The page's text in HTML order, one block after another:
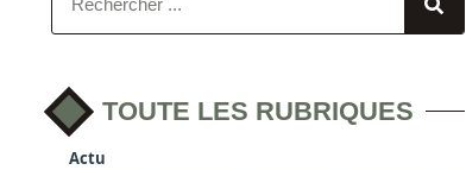
TOUTE LES RUBRIQUES
Actu